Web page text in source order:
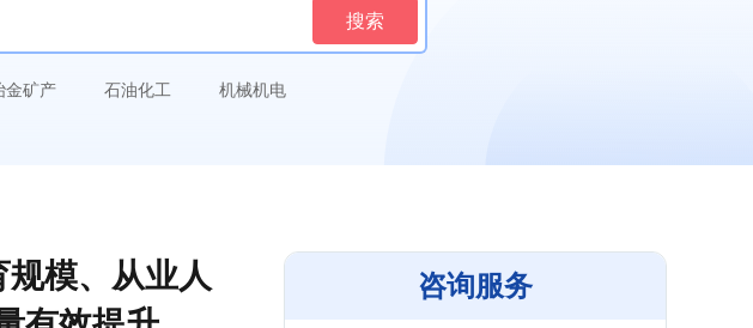
搜索
金矿产 石油化工 机械机电
模、从业人
咨询服务